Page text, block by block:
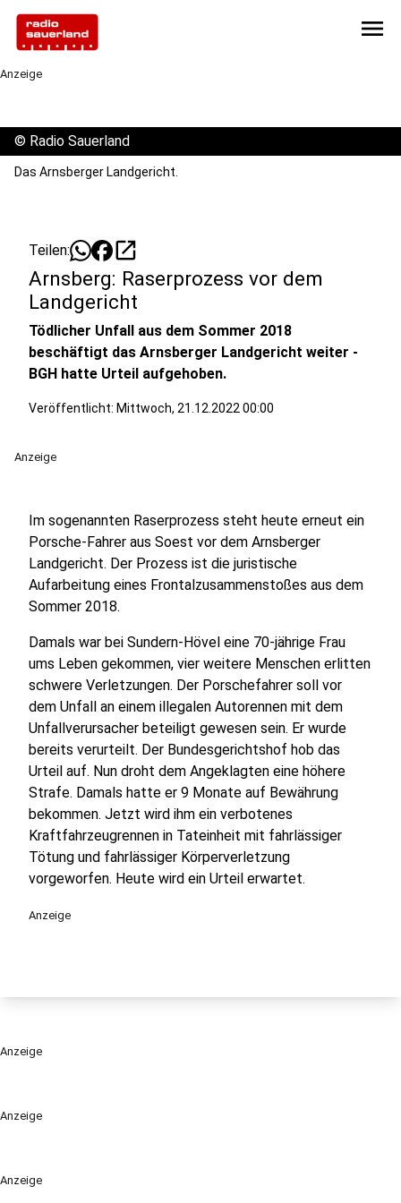
menu
Anzeige
Anzeige
Anzeige
© Radio Sauerland
Das Arnsberger Landgericht.
Teilen: open_in_new
Arnsberg: Raserprozess vor dem
Landgericht
Tödlicher Unfall aus dem Sommer 2018
beschäftigt das Arnsberger Landgericht weiter -
BGH hatte Urteil aufgehoben.
Veröffentlicht: Mittwoch, 21.12.2022 00:00
Anzeige
Im sogenannten Raserprozess steht heute erneut ein
Porsche-Fahrer aus Soest vor dem Arnsberger
Landgericht. Der Prozess ist die juristische
Aufarbeitung eines Frontalzusammenstoßes aus dem
Sommer 2018.
Damals war bei Sundern-Hövel eine 70-jährige Frau
ums Leben gekommen, vier weitere Menschen erlitten
schwere Verletzungen. Der Porschefahrer soll vor
dem Unfall an einem illegalen Autorennen mit dem
Unfallverursacher beteiligt gewesen sein. Er wurde
bereits verurteilt. Der Bundesgerichtshof hob das
Urteil auf. Nun droht dem Angeklagten eine höhere
Strafe. Damals hatte er 9 Monate auf Bewährung
bekommen. Jetzt wird ihm ein verbotenes
Kraftfahrzeugrennen in Tateinheit mit fahrlässiger
Tötung und fahrlässiger Körperverletzung
vorgeworfen. Heute wird ein Urteil erwartet.
Anzeige
Anzeige